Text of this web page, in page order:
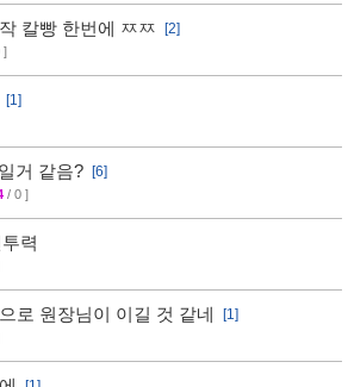
칼빵 한번에 ㅉㅉ
[2]
]
[1]
거 같음?
[6]
/ 0 ]
력
로 원장님이 이길 것 같네
[1]